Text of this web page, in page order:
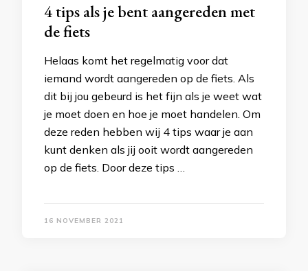
4 tips als je bent aangereden met
de fiets
Helaas komt het regelmatig voor dat
iemand wordt aangereden op de fiets. Als
dit bij jou gebeurd is het fijn als je weet wat
je moet doen en hoe je moet handelen. Om
deze reden hebben wij 4 tips waar je aan
kunt denken als jij ooit wordt aangereden
op de fiets. Door deze tips …
16 NOVEMBER 2021